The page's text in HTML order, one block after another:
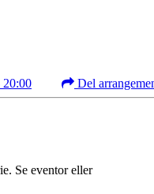
20:00 Del
Se eventor eller